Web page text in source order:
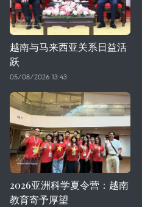
越南与马来西亚关系日益活
跃
05/08/2026 13:43
2026亚洲科学夏令营：越南
教育寄予厚望